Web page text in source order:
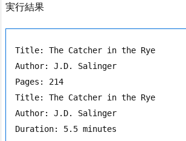
実行結果
Title: The Catcher in the Rye
Author: J.D. Salinger
Pages: 214
Title: The Catcher in the Rye
Author: J.D. Salinger